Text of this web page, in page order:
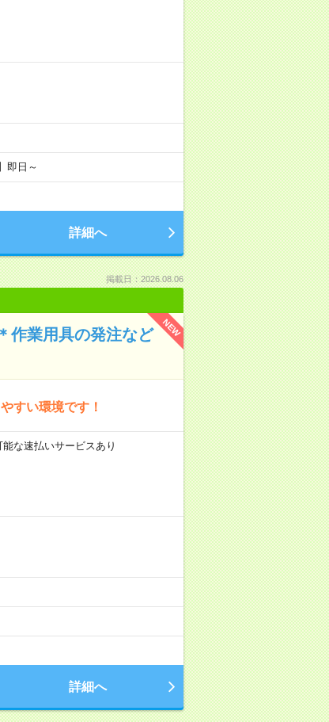
即日～
詳細へ
掲載日：2026.08.06
NEW
作業用具の発注など
すい環境です！
な速払いサービスあり
詳細へ